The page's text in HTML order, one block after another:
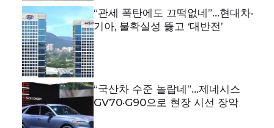
“관세 폭탄에도 끄떡없네”…현대차·
기아, 불확실성 뚫고 ‘대반전’
“국산차 수준 놀랍네”…제네시스
GV70·G90으로 현장 시선 장악